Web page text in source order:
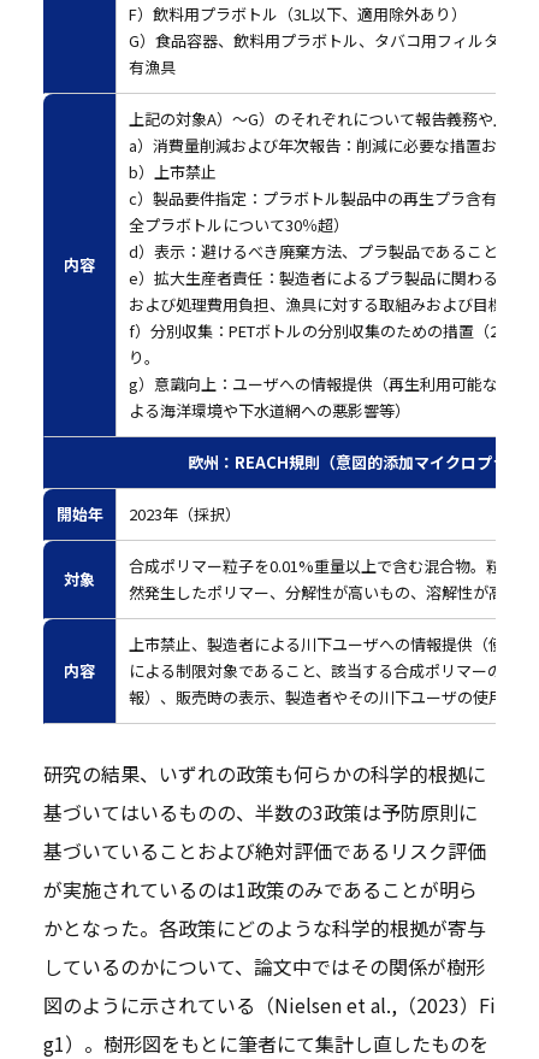
F） 飲料用プラボトル（3L以下、適用除外あり）
G） 食品容器、飲料用プラボトル、タバコ用フィルター
有漁具
内容
上記の対象A）～G）のそれぞれについて報告義務や上市
a） 消費量削減および年次報告：削減に必要な措置および
b）
上市禁止
c） 製品要件指定：プラボトル製品中の再生プラ含有量（
全プラボトルについて30％超）
d） 表示：避けるべき廃棄方法、プラ製品であることお
e） 拡大生産者責任：製造者によるプラ製品に関わる意
および処理費用負担、漁具に対する取組みおよび目標達
f） 分別収集：PETボトルの分別収集のための措置（2025
り。
g） 意識向上：ユーザへの情報提供（再生利用可能な代
よる海洋環境や下水道網への悪影響等）
欧州：REACH規則（意図的添加マイクロプラス
開始年 2023年（採択）
対象
合成ポリマー粒子を0.01%重量以上で含む混合物。粒子
然発生したポリマー、分解性が高いもの、溶解性が高い
内容
上市禁止、製造者による川下ユーザへの情報提供（使用
による制限対象であること、該当する合成ポリマーの量
報）、販売時の表示、製造者やその川下ユーザの使用お
研究の結果、いずれの政策も何らかの科学的根拠に
基づいてはいるものの、半数の3政策は予防原則に
基づいていることおよび絶対評価であるリスク評価
が実施されているのは1政策のみであることが明ら
かとなった。各政策にどのような科学的根拠が寄与
しているのかについて、論文中ではその関係が樹形
図のように示されている（Nielsen et al.,（2023）Fi
g1）。樹形図をもとに筆者にて集計し直したものを